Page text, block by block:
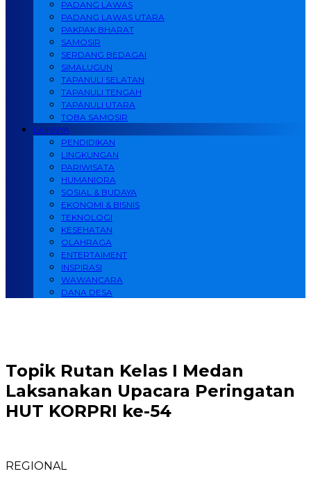
PADANG LAWAS
PADANG LAWAS UTARA
PAKPAK BHARAT
SAMOSIR
SERDANG BEDAGAI
SIMALUGUN
TAPANULI SELATAN
TAPANULI TENGAH
TAPANULI UTARA
TOBA SAMOSIR
LAINNYA
PENDIDIKAN
LINGKUNGAN
PARIWISATA
HUMANIORA
SOSIAL & BUDAYA
EKONOMI & BISNIS
TEKNOLOGI
KESEHATAN
OLAHRAGA
ENTERTAIMENT
INSPIRASI
WAWANCARA
DANA DESA
Topik Rutan Kelas I Medan
Laksanakan Upacara Peringatan
HUT KORPRI ke-54
REGIONAL